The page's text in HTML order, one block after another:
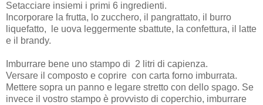
Setacciare insiemi i primi 6 ingredienti.
Incorporare la frutta, lo zucchero, il pangrattato, il burro
liquefatto, le uova leggermente sbattute, la confettura, il latte
e il brandy.
Imburrare bene uno stampo di 2 litri di capienza.
Versare il composto e coprire con carta forno imburrata.
Mettere sopra un panno e legare stretto con dello spago. Se
invece il vostro stampo è provvisto di coperchio, imburrare